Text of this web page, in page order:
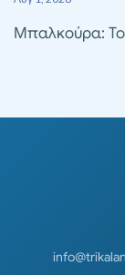
Μπαλκούρα: Το